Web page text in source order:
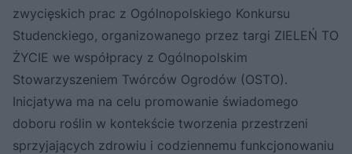
zwycięskich prac z Ogólnopolskiego Konkursu
Studenckiego, organizowanego przez targi ZIELEŃ TO
ŻYCIE we współpracy z Ogólnopolskim
Stowarzyszeniem Twórców Ogrodów (OSTO).
Inicjatywa ma na celu promowanie świadomego
doboru roślin w kontekście tworzenia przestrzeni
sprzyjających zdrowiu i codziennemu funkcjonowaniu